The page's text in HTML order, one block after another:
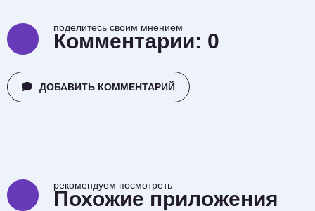
поделитесь своим мнением
Комментарии: 0
ДОБАВИТЬ КОММЕНТАРИЙ
рекомендуем посмотреть
Похожие приложения